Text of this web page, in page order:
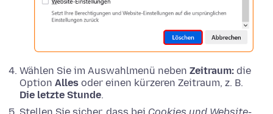
Wählen Sie im Auswahlmenü neben Zeitraum: die
Option Alles oder einen kürzeren Zeitraum, z. B.
Die letzte Stunde.
Stellen Sie sicher, dass bei Cookies und Website-